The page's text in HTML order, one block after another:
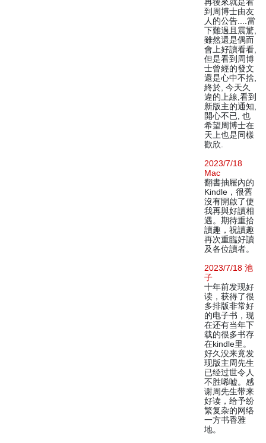
到周博士由友
人的公告....當
下難過且震驚,
雖然還是偶而
會上好讀看看,
但是看到周博
士曾經的發文
還是心中不捨,
終於, 今天久
違的上線,看到
新版主的通知,
開心不已, 也
希望周博士在
天上也是同樣
歡欣.
2023/7/18
Mac
翻書抽屜內的
Kindle，很舊
沒有開啟了使
我再與好讀相
遇。期待重拾
讀趣，祝讀趣
再次重臨好讀
及各位讀者。
2023/7/18 池
子
十年前发现好
读，获得了很
多排版非常好
的电子书，现
在还有当年下
载的很多书存
在kindle里。
好久没来竟发
现版主周先生
已经过世令人
不胜唏嘘。感
谢周先生带来
好读，给予纷
繁复杂的网络
一方书香雅
地。